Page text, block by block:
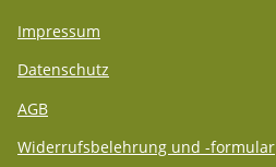
Impressum
Datenschutz
AGB
Widerrufsbelehrung und -formular